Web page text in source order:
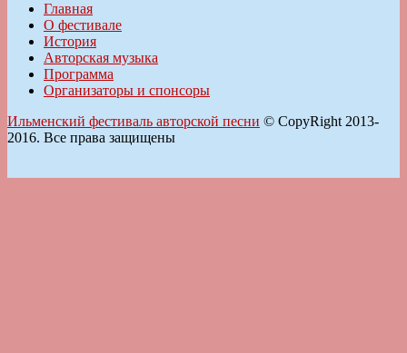
Главная
О фестивале
История
Авторская музыка
Программа
Организаторы и спонсоры
Ильменский фестиваль авторской песни © CopyRight 2013-
2016. Все права защищены